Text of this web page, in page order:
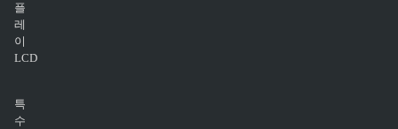
플
레
이
LCD
특
수